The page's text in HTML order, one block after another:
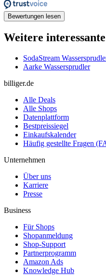
Bewertungen lesen
Weitere
SodaStream
Aarke Wassersprudler
billiger.de
Alle Deals
Alle Shops
Datenplattform
Bestpreissiegel
Einkaufskalender
Häufig gestellte Fragen
Unternehmen
Über uns
Karriere
Presse
Business
Für Shops
Shopanmeldung
Shop-Support
Partnerprogramm
Amazon Ads
Knowledge Hub